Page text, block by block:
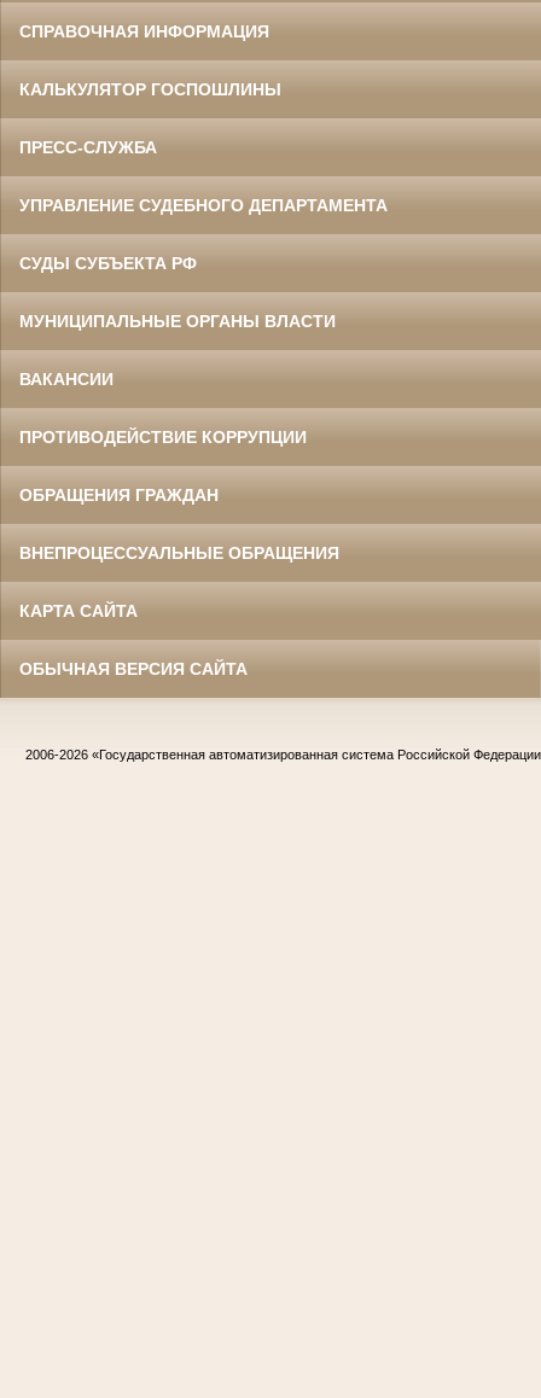
СПРАВОЧНАЯ ИНФОРМАЦИЯ
КАЛЬКУЛЯТОР ГОСПОШЛИНЫ
ПРЕСС-СЛУЖБА
УПРАВЛЕНИЕ СУДЕБНОГО ДЕПАРТАМЕНТА
СУДЫ СУБЪЕКТА РФ
МУНИЦИПАЛЬНЫЕ ОРГАНЫ ВЛАСТИ
ВАКАНСИИ
ПРОТИВОДЕЙСТВИЕ КОРРУПЦИИ
ОБРАЩЕНИЯ ГРАЖДАН
ВНЕПРОЦЕССУАЛЬНЫЕ ОБРАЩЕНИЯ
КАРТА САЙТА
ОБЫЧНАЯ ВЕРСИЯ САЙТА
2006-2026 «Государственная автоматизированная система Российской